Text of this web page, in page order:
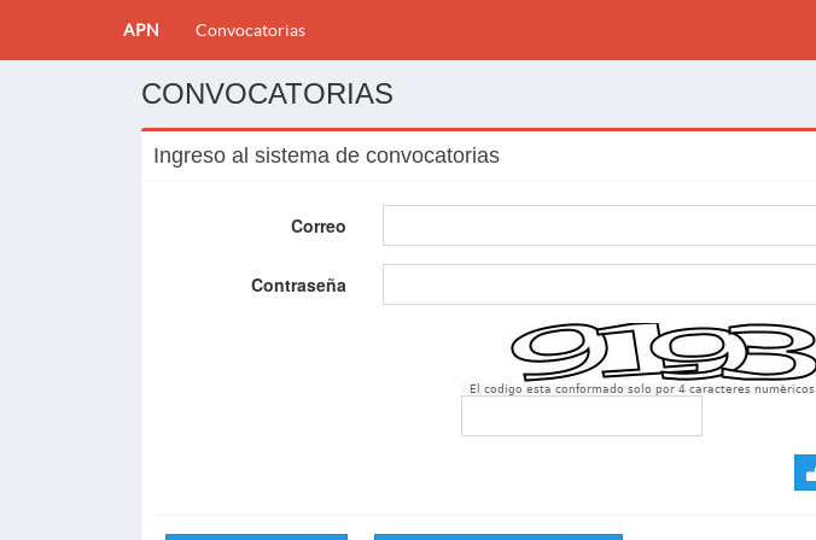
APN Convocatorias
CONVOCATORIAS
Ingreso al sistema de convocatorias
Correo
Contraseña
El codigo esta conformado solo por 4 caracteres numèricos